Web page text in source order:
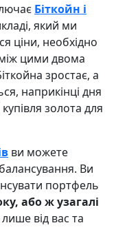
Біткойн і
який ми
ціни, необхідно
цими двома
зростає, а
наприкінці дня
золота для
ви можете
Ви
портфель
або ж узагалі
від вас та